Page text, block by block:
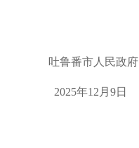
府
2025年12月9日